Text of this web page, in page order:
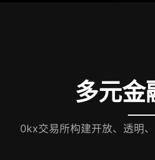
多元金
0kx交易所构建开放、透明